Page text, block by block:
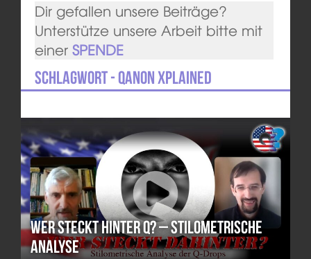
Dir gefallen unsere Beiträge?
Unterstütze unsere Arbeit bitte mit
einer SPENDE
Schlagwort - QAnon Xplained
Wer steckt hinter Q? – Stilometrische
Analyse